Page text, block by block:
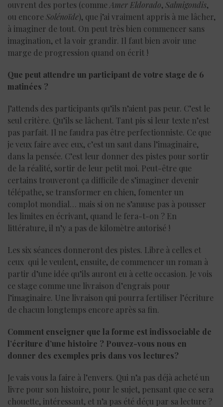
ouvrent des portes (comme Amer Eldorado, Salmigondis,
ou encore Solénoïde), que j’ai vraiment appris à me lâcher,
à imaginer de tout. On peut très bien commencer sans
imagination, et la voir grandir. Il faut bien avoir une
marge de progression quand on écrit !
Que peut attendre un participant de votre stage de 6
matinées ?
J’attends des participants qu’ils n’aient pas peur. C’est le
seul critère. Qu’ils se lâchent. Tant pis si leur texte n’est
pas parfait. Il ne faudra pas être perfectionniste. Ce que
je veux faire avec eux, c’est un saut dans l’imaginaire,
dans la pensée. C’est leur donner des pistes pour sortir
de la réalité, sortir de leur petit moi. Peut-être que
certains trouveront ça difficile de s’imaginer devenir
télépathe, se transformer en chien, fomenter un
complot mondial… mais si on ne s’amuse pas à pousser
les limites en écrivant, quand le fera-t-on ? En
littérature, il n’y a pas de kilomètre autorisé !
Les six séances donneront des pistes. Libre à celles et
ceux qui le veulent, ensuite, de commencer un roman à
partir d’une idée qu’ils auront eu à cette occasion. Je vois
ce stage comme une livraison d’engrais pour
l’imaginaire. Une livraison qui pourra fertiliser l’écriture
de chacun longtemps encore après sa fin.
Comment enseigner que la forme est indissociable de
l’écriture d’une histoire ? Pouvez-vous nous en
donner des exemples pris dans vos lectures?
Je vais vous la faire à l’envers. Qui n’a pas déjà acheté un
livre pour son histoire, pour le sujet, pensant que ce sera
chouette, intéressant, et n’a pas été déçu par sa lecture ?